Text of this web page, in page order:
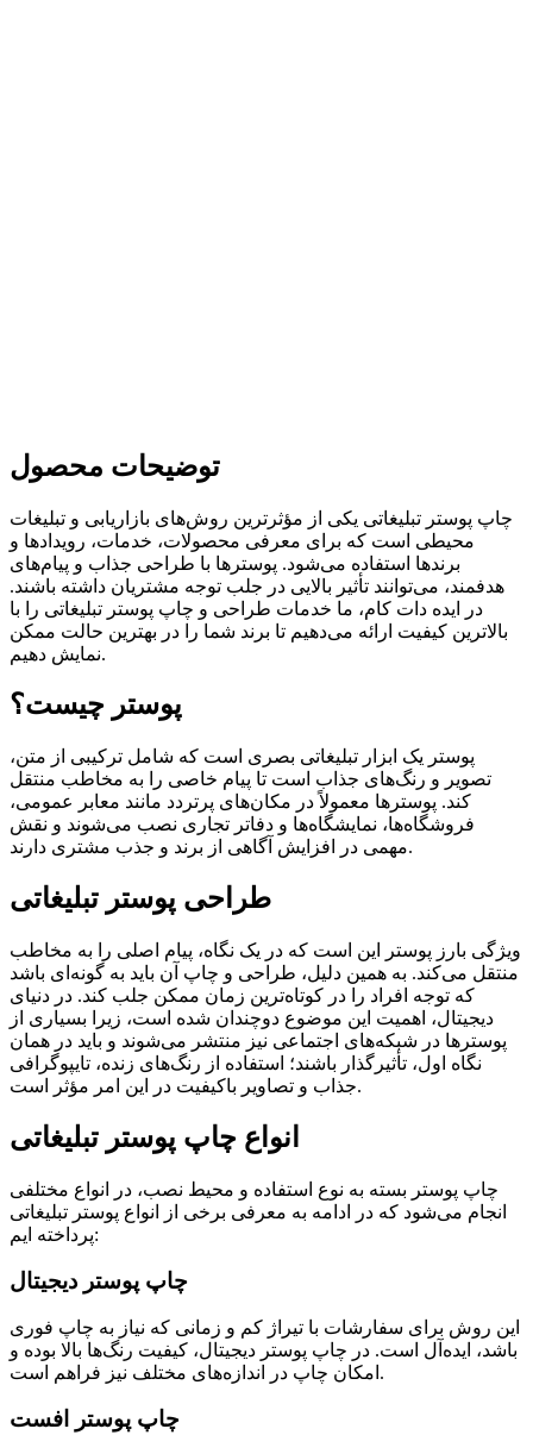
توضیحات محصول
چاپ پوستر تبلیغاتی یکی از مؤثرترین روش‌های بازاریابی و تبلیغات
محیطی است که برای معرفی محصولات، خدمات، رویدادها و
برندها استفاده می‌شود. پوسترها با طراحی جذاب و پیام‌های
هدفمند، می‌توانند تأثیر بالایی در جلب توجه مشتریان داشته باشند.
در ایده دات کام، ما خدمات طراحی و چاپ پوستر تبلیغاتی را با
بالاترین کیفیت ارائه می‌دهیم تا برند شما را در بهترین حالت ممکن
نمایش دهیم.
پوستر چیست؟
پوستر یک ابزار تبلیغاتی بصری است که شامل ترکیبی از متن،
تصویر و رنگ‌های جذاب است تا پیام خاصی را به مخاطب منتقل
کند. پوسترها معمولاً در مکان‌های پرتردد مانند معابر عمومی،
فروشگاه‌ها، نمایشگاه‌ها و دفاتر تجاری نصب می‌شوند و نقش
مهمی در افزایش آگاهی از برند و جذب مشتری دارند.
طراحی پوستر تبلیغاتی
ویژگی بارز پوستر این است که در یک نگاه، پیام اصلی را به مخاطب
منتقل می‌کند. به همین دلیل، طراحی و چاپ آن باید به گونه‌ای باشد
که توجه افراد را در کوتاه‌ترین زمان ممکن جلب کند. در دنیای
دیجیتال، اهمیت این موضوع دوچندان شده است، زیرا بسیاری از
پوسترها در شبکه‌های اجتماعی نیز منتشر می‌شوند و باید در همان
نگاه اول، تأثیرگذار باشند؛ استفاده از رنگ‌های زنده، تایپوگرافی
جذاب و تصاویر باکیفیت در این امر مؤثر است.
انواع چاپ پوستر تبلیغاتی
چاپ پوستر بسته به نوع استفاده و محیط نصب، در انواع مختلفی
انجام می‌شود که در ادامه به معرفی برخی از انواع پوستر تبلیغاتی
پرداخته ایم:
چاپ پوستر دیجیتال
این روش برای سفارشات با تیراژ کم و زمانی که نیاز به چاپ فوری
باشد، ایده‌آل است. در چاپ پوستر دیجیتال، کیفیت رنگ‌ها بالا بوده و
امکان چاپ در اندازه‌های مختلف نیز فراهم است.
چاپ پوستر افست